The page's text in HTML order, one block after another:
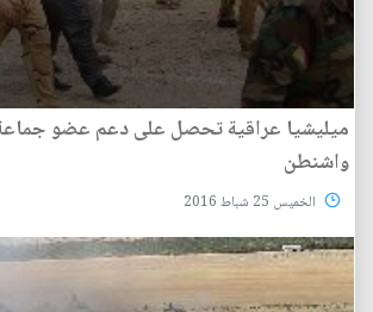
ميليشيا عراقية تحصل على دعم عضو
واشنطن
الخميس 25 شباط 2016